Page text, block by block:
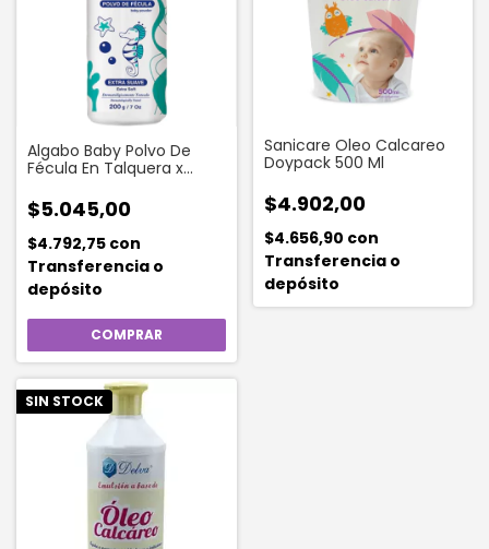
Algabo Baby Polvo De
Fécula En Talquera x
$5.045,00
$4.792,75 con
Transferencia o
depósito
Sanicare Oleo Calcareo
Doypack 500 Ml
$4.902,00
$4.656,90 con
Transferencia o
depósito
SIN STOCK